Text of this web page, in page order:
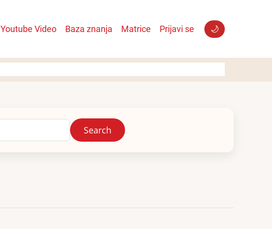
Youtube Video Baza znanja Matrice Prijavi se 🌙